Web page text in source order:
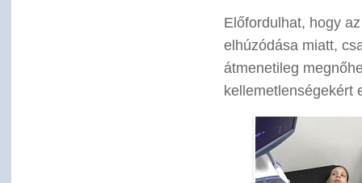
Előfordulhat, hogy
elhúzódása miatt,
átmenetileg
kellemetlenségekért